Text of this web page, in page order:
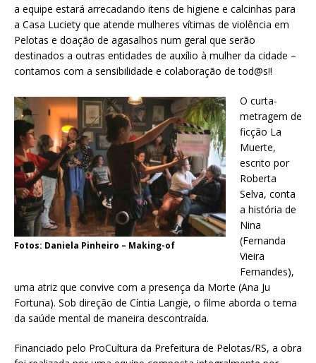
a equipe estará arrecadando itens de higiene e calcinhas para
a Casa Luciety que atende mulheres vítimas de violência em
Pelotas e doação de agasalhos num geral que serão
destinados a outras entidades de auxílio à mulher da cidade –
contamos com a sensibilidade e colaboração de tod@s!!
Fotos: Daniela Pinheiro – Making-of
O curta-
metragem de
ficção La
Muerte,
escrito por
Roberta
Selva, conta
a história de
Nina
(Fernanda
Vieira
Fernandes),
uma atriz que convive com a presença da Morte (Ana Ju
Fortuna). Sob direção de Cíntia Langie, o filme aborda o tema
da saúde mental de maneira descontraída.
Financiado pelo ProCultura da Prefeitura de Pelotas/RS, a obra